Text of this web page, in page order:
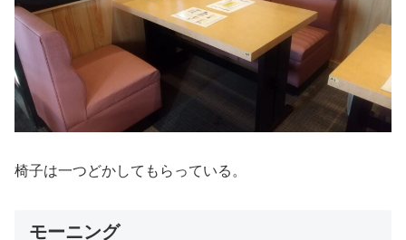
椅子は一つどかしてもらっている。
モーニング